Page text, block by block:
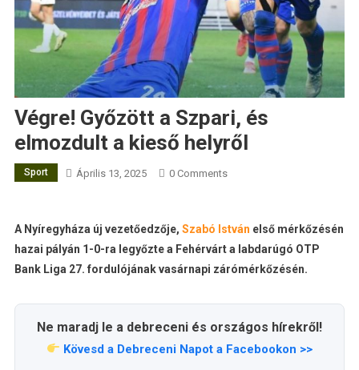
Végre! Győzött a Szpari, és
elmozdult a kieső helyről
Sport Április 13, 2025 0 Comments
A Nyíregyháza új vezetőedzője, Szabó István első mérkőzésén
hazai pályán 1-0-ra legyőzte a Fehérvárt a labdarúgó OTP
Bank Liga 27. fordulójának vasárnapi zárómérkőzésén.
Ne maradj le a debreceni és országos hírekről!
Kövesd a Debreceni Napot a Facebookon >>